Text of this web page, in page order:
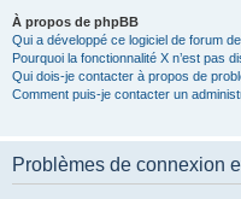
À propos de phpBB
Qui a développé ce logiciel de forum
Pourquoi la fonctionnalité X n’est pas
Qui dois-je contacter à propos de
Comment puis-je contacter un
Problèmes de connexion